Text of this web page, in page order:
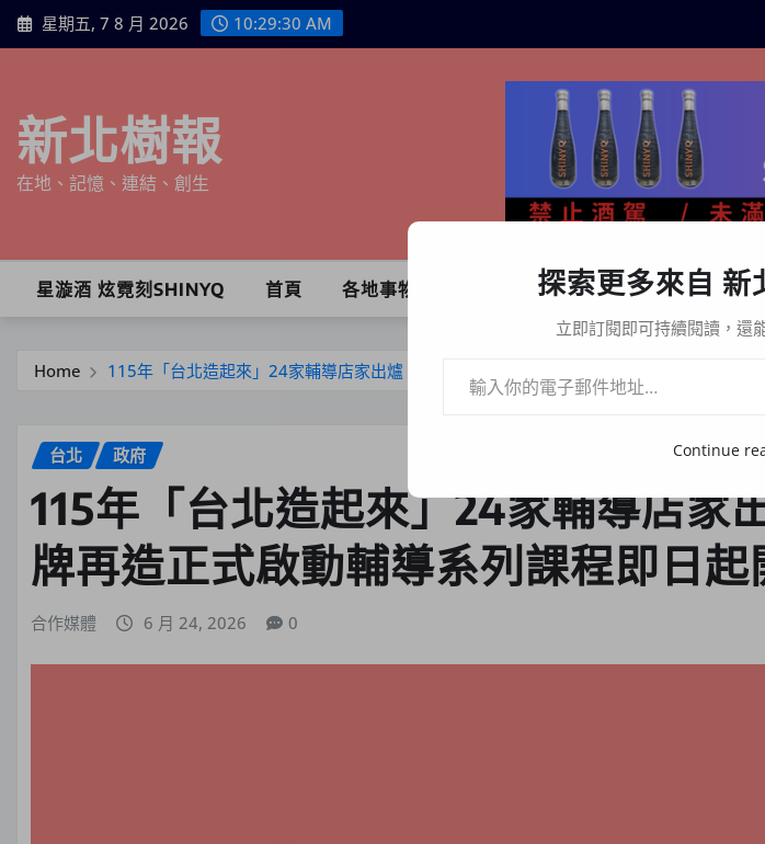
Skip
to
星期五, 7 8 月 2026 10:29:32 AM
新北樹報
在地、記憶、連結、創生
星漩酒 炫霓刻SHINYQ 首頁 各地事物 生活百態 關於樹報 星
Home 115年「台北造起來」24家輔導店家出爐，品牌再造正式啟動輔導系列課程即日起開放報名
台北 政府
115年「台北造起來」24家輔導店家
牌再造正式啟動輔導系列課程即日起
合作媒體 6 月 24, 2026 0
探索更多來自 新
立即訂閱即可持續閱讀，還
Continue